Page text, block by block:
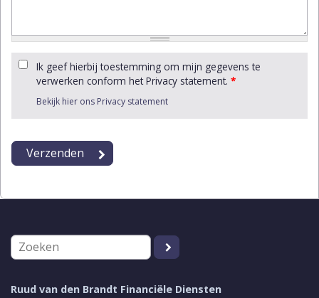
Ik geef hierbij toestemming om mijn gegevens te
verwerken conform het Privacy statement. *
Bekijk hier ons Privacy statement
Ruud van den Brandt Financiële Diensten